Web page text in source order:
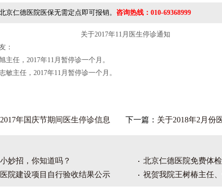
京仁德医院医保无需定点即可报销。 咨询热线：010-69368999
关于2017年11月医生停诊通知
：
2017年11月暂停诊一个月。
，2017年11月暂停诊一个月。
年国庆节期间医生停诊信息 下一篇： 关于2018年2月份
妙招，你知道吗？
北京仁德医院免费体
院建设项目自行验收结果公示
祝贺我院王树椿主任